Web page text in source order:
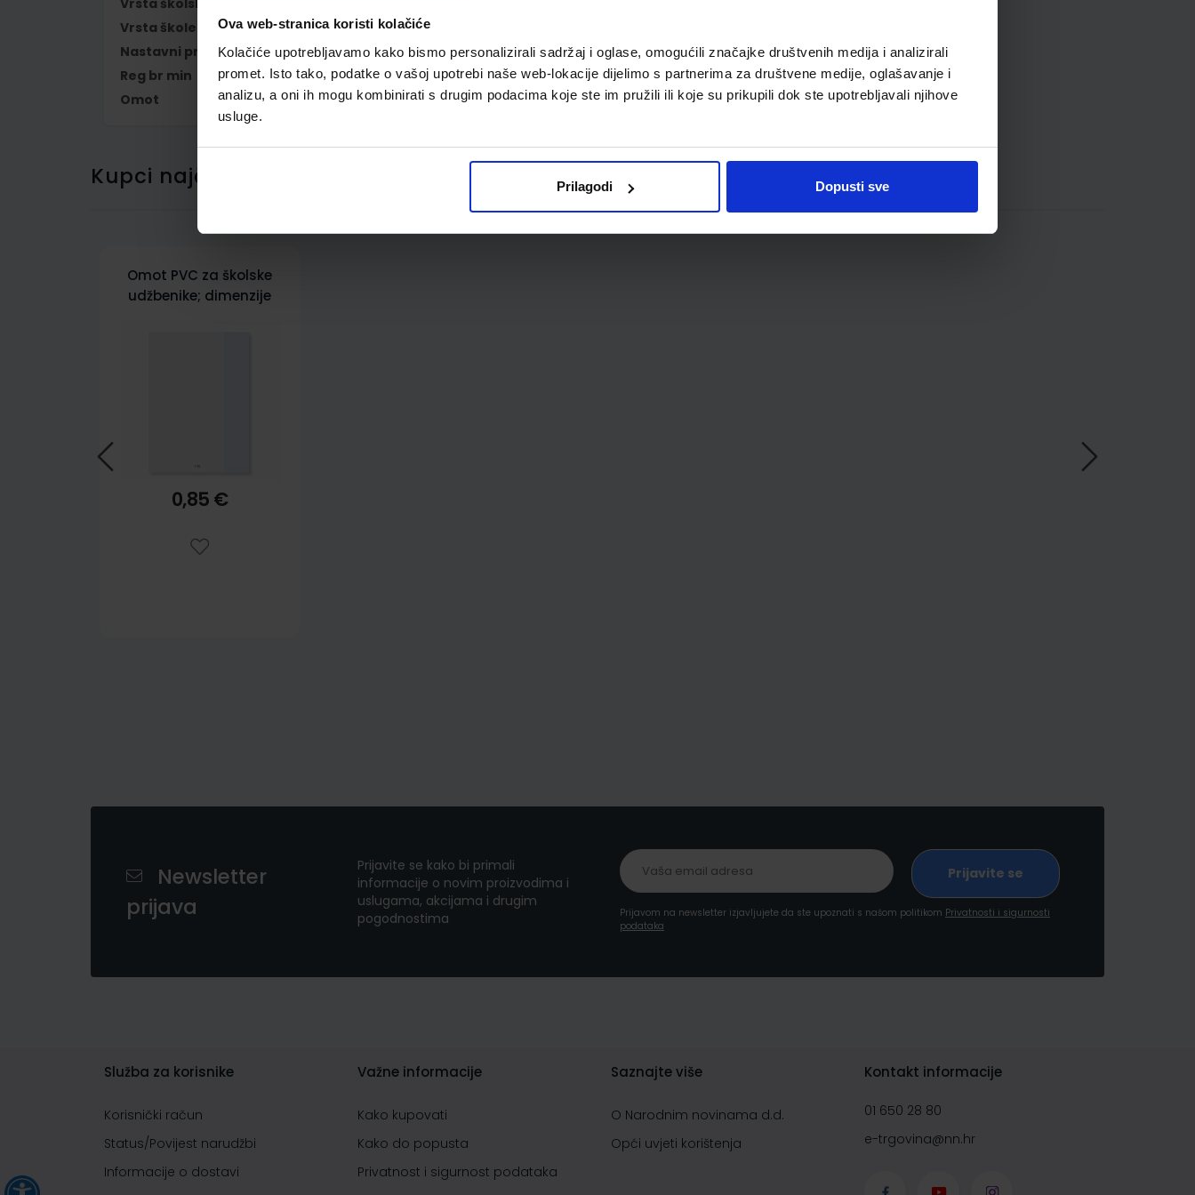
Ova web-stranica koristi kolačiće
Kolačiće upotrebljavamo kako bismo personalizirali sadržaj i oglase, omogućili značajke društvenih medija i analizirali
promet. Isto tako, podatke o vašoj upotrebi naše web-lokacije dijelimo s partnerima za društvene medije, oglašavanje i
analizu, a oni ih mogu kombinirati s drugim podacima koje ste im pružili ili koje su prikupili dok ste upotrebljavali njihove
usluge.
Prilagodi Dopusti sve
Vrsta školske knjige
Vrsta škole
1 OSNOVNA
Nastavni predmet
FRANCUSKI JEZIK
Reg br min
6792-DOM
Omot
500300
Kupci najčešće biraju..
Omot PVC za školske
udžbenike; dimenzije
0,85 €
Newsletter
prijava
Prijavite se kako bi primali
informacije o novim proizvodima i
uslugama, akcijama i drugim
pogodnostima
Prijavom na newsletter izjavljujete da ste upoznati s našom politikom Privatnosti i sigurnosti
podataka
Služba za korisnike
Korisnički račun
Status/Povijest narudžbi
Informacije o dostavi
Važne informacije
Kako kupovati
Kako do popusta
Privatnost i sigurnost podataka
Saznajte više
O Narodnim novinama d.d.
Opći uvjeti korištenja
Kontakt informacije
01 650 28 80
e-trgovina@nn.hr